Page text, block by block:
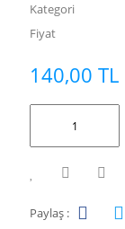
Kategori
Fiyat
140,00
Paylaş :